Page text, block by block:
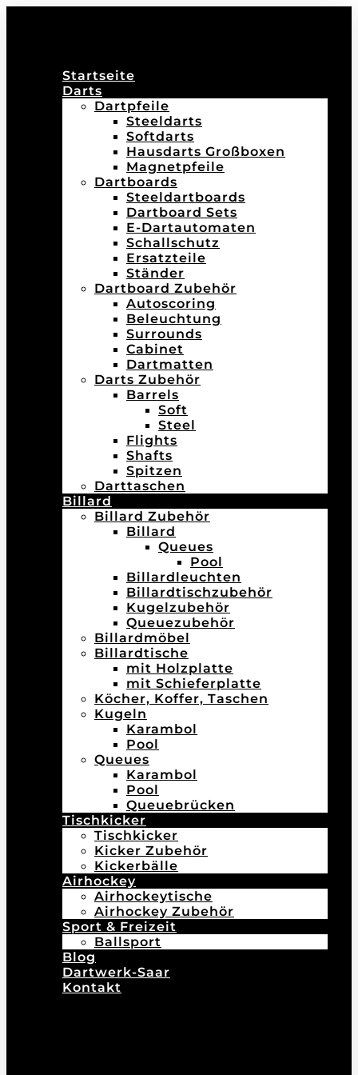
Startseite
Darts
Dartpfeile
Steeldarts
Softdarts
Hausdarts Großboxen
Magnetpfeile
Dartboards
Steeldartboards
Dartboard Sets
E-Dartautomaten
Schallschutz
Ersatzteile
Ständer
Dartboard Zubehör
Autoscoring
Beleuchtung
Surrounds
Cabinet
Dartmatten
Darts Zubehör
Barrels
Soft
Steel
Flights
Shafts
Spitzen
Darttaschen
Billard
Billard Zubehör
Billard
Queues
Pool
Billardleuchten
Billardtischzubehör
Kugelzubehör
Queuezubehör
Billardmöbel
Billardtische
mit Holzplatte
mit Schieferplatte
Köcher, Koffer, Taschen
Kugeln
Karambol
Pool
Queues
Karambol
Pool
Queuebrücken
Tischkicker
Tischkicker
Kicker Zubehör
Kickerbälle
Airhockey
Airhockeytische
Airhockey Zubehör
Sport & Freizeit
Ballsport
Blog
Dartwerk-Saar
Kontakt